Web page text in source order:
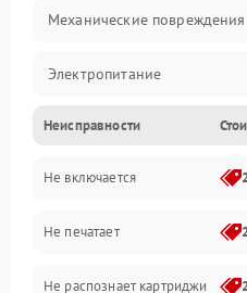
Механические повреждения
Электропитание
Работа системы
Механика
Оптика
Неисправности
Не включается
Не печатает
Не распознает картриджи